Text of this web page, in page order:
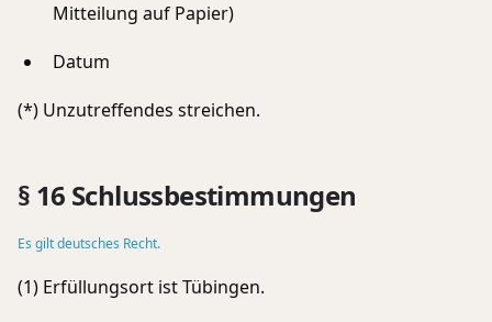
Mitteilung auf Papier)
Datum
(*) Unzutreffendes streichen.
§ 16 Schlussbestimmungen
Es gilt deutsches Recht.
(1) Erfüllungsort ist Tübingen.